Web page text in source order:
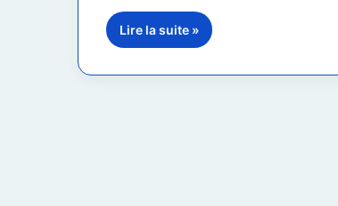
Lire la suite »